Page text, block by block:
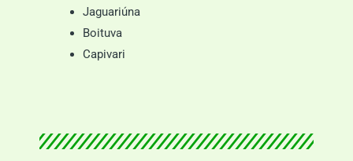
Jaguariúna
Boituva
Capivari